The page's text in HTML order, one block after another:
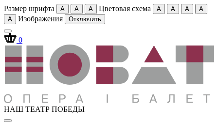
Размер шрифта A A A Цветовая схема A A A
A
A
Изображения Отключить
0
НАШ ТЕАТР ПОБЕДЫ